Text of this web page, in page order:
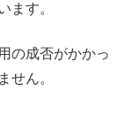
ます。
の成否がかかっ
せん。